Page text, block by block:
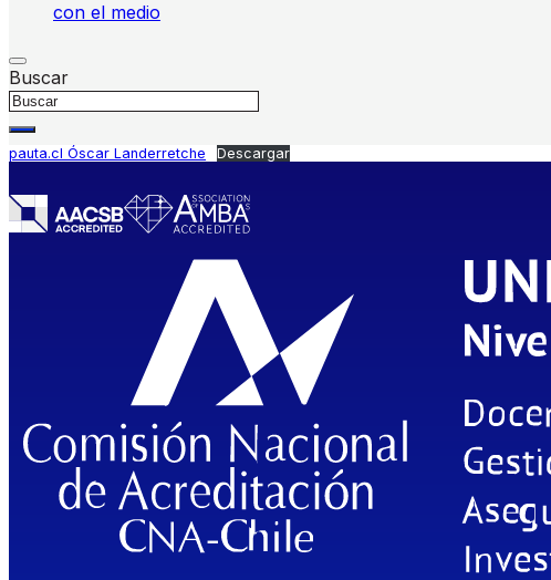
con el medio
Buscar
pauta.cl Óscar Landerretche Descargar